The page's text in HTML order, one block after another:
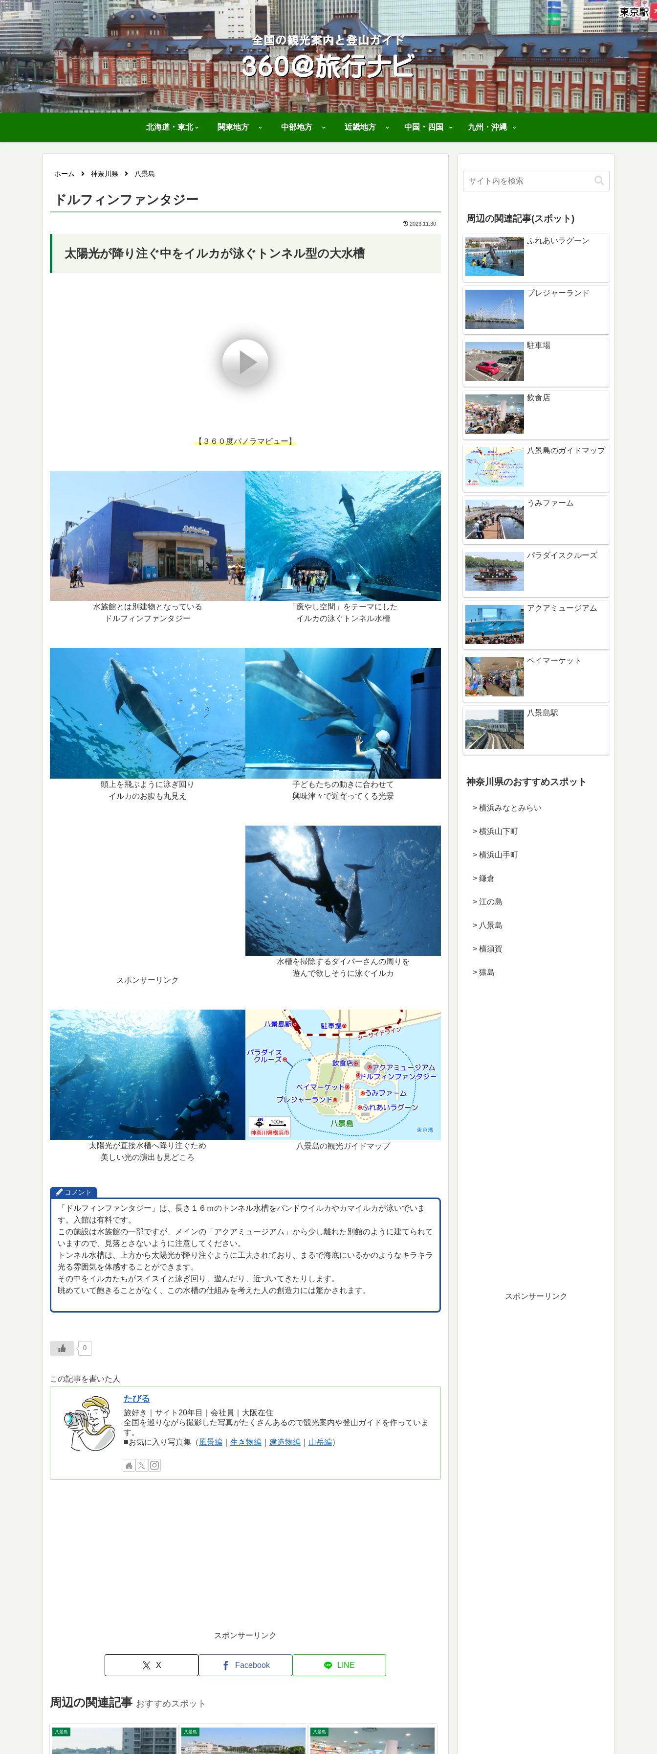
北海道・東北 関東地方 中部地方 近畿地方 中国・四国 九州・沖縄
ホーム 神奈川県 八景島
ドルフィンファンタジー
2023.11.30
太陽光が降り注ぐ中をイルカが泳ぐトンネル型の大水槽
【３６０度パノラマビュー】
水族館とは別建物となっている
ドルフィンファンタジー
「癒やし空間」をテーマにした
イルカの泳ぐトンネル水槽
頭上を飛ぶように泳ぎ回り
イルカのお腹も丸見え
子どもたちの動きに合わせて
興味津々で近寄ってくる光景
スポンサーリンク
水槽を掃除するダイバーさんの周りを
遊んで欲しそうに泳ぐイルカ
太陽光が直接水槽へ降り注ぐため
美しい光の演出も見どころ
八景島の観光ガイドマップ
コメント
「ドルフィンファンタジー」は、長さ１６ｍのトンネル水槽をバンドウイルカやカマイルカが泳いでいま
す。入館は有料です。
この施設は水族館の一部ですが、メインの「アクアミュージアム」から少し離れた別館のように建てられて
いますので、見落とさないように注意してください。
トンネル水槽は、上方から太陽光が降り注ぐように工夫されており、まるで海底にいるかのようなキラキラ
光る雰囲気を体感することができます。
その中をイルカたちがスイスイと泳ぎ回り、遊んだり、近づいてきたりします。
眺めていて飽きることがなく、この水槽の仕組みを考えた人の創造力には驚かされます。
0
この記事を書いた人
たびる
旅好き｜サイト20年目｜会社員｜大阪在住
全国を巡りながら撮影した写真がたくさんあるので観光案内や登山ガイドを作っていま
す。
■お気に入り写真集（ 風景編｜ 生き物編｜ 建造物編｜ 山岳編）
スポンサーリンク
X Facebook LINE
周辺の関連記事 おすすめスポット
八景島 八景島 八景島
周辺の関連記事(スポット)
ふれあいラグーン
プレジャーランド
駐車場
飲食店
八景島のガイドマップ
うみファーム
パラダイスクルーズ
アクアミュージアム
ベイマーケット
八景島駅
神奈川県のおすすめスポット
> 横浜みなとみらい
> 横浜山下町
> 横浜山手町
> 鎌倉
> 江の島
> 八景島
> 横須賀
> 猿島
スポンサーリンク